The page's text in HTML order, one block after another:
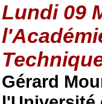
Lundi 09
Gérard